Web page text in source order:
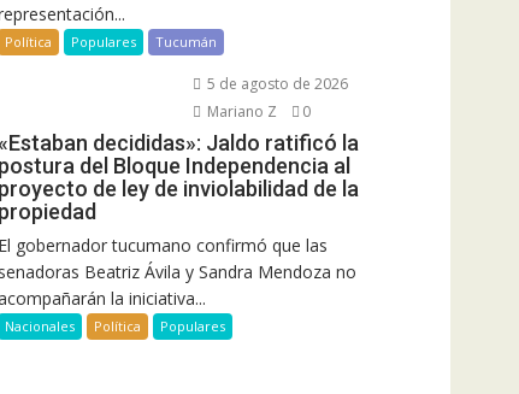
Política Populares Tucumán
5 de agosto de 2026
Mariano Z
0
«Estaban decididas»: Jaldo ratificó la
postura del Bloque Independencia al
proyecto de ley de inviolabilidad de la
propiedad
El gobernador tucumano confirmó que las
senadoras Beatriz Ávila y Sandra Mendoza no
la iniciativa...
Nacionales Política Populares